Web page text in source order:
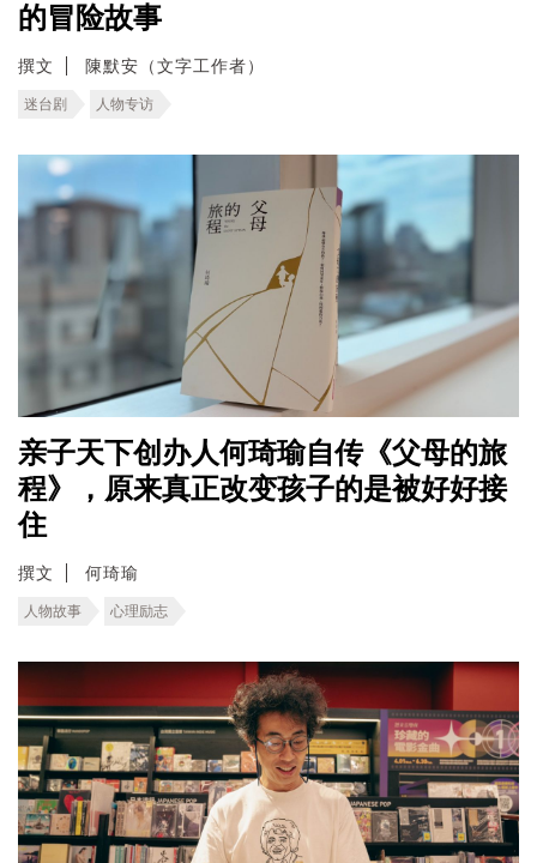
的冒险故事
撰文 陳默安（文字工作者）
迷台剧 人物专访
亲子天下创办人何琦瑜自传《父母的旅
程》，原来真正改变孩子的是被好好接
住
撰文 何琦瑜
人物故事 心理励志